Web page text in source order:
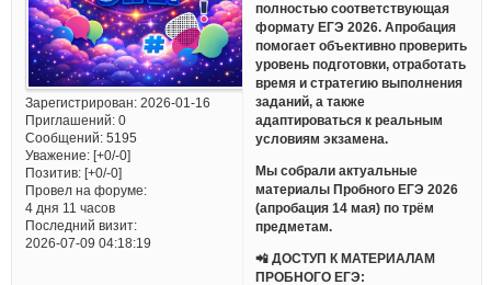
Зарегистрирован: 2026-01-16
Приглашений:0
Сообщений:5195
Уважение: [+0/-0]
Позитив: [+0/-0]
Провел на форуме:
4 дня 11 часов
Последний визит:
2026-07-09 04:18:19
полностью соответствующая
формату ЕГЭ 2026. Апробация
помогает объективно проверить
уровень подготовки, отработать
время и стратегию выполнения
заданий, а также
адаптироваться к реальным
условиям экзамена.
Мы собрали актуальные
материалы Пробного ЕГЭ 2026
(апробация 14 мая) по трём
предметам.
📲 ДОСТУП К МАТЕРИАЛАМ
ПРОБНОГО ЕГЭ: